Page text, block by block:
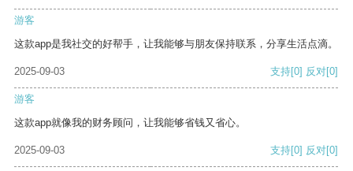
游客
这款app是我社交的好帮手，让我能够与朋友保持联系，分享生活点滴。
2025-09-03 支持[0] 反对[0]
游客
这款app就像我的财务顾问，让我能够省钱又省心。
2025-09-03 支持[0] 反对[0]